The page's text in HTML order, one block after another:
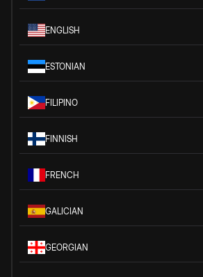
ENGLISH
ESTONIAN
FILIPINO
FINNISH
FRENCH
GALICIAN
GEORGIAN